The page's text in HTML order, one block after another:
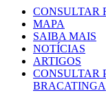
CONSULTAR
MAPA
SAIBA MAIS
NOTÍCIAS
ARTIGOS
CONSULTAR
BRACATINGA